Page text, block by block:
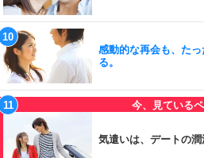
感動的な再会も、た
る。
気遣いは、デートの潤